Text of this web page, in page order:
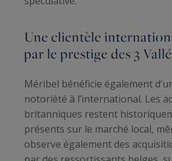
Une clientèle
par le prestige des 3
Méribel bénéficie également
notoriété à l’international. Les
britanniques restent
présents sur le marché local,
observe également des